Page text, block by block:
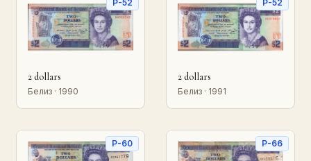
P-52
2 dollars
Белиз · 1990
P-52
2 dollars
Белиз · 1991
P-60 P-66